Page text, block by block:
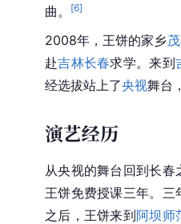
曲。
[6]
2008年，王饼的家乡
赴吉林长春求学。来到
经选拔站上了央视舞台
演艺经历
从央视的舞台回到长
王饼免费授课三年。三
之后，王饼来到阿坝师